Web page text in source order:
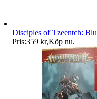
Disciples of Tzeentch:
Pris:359 kr,Köp nu.